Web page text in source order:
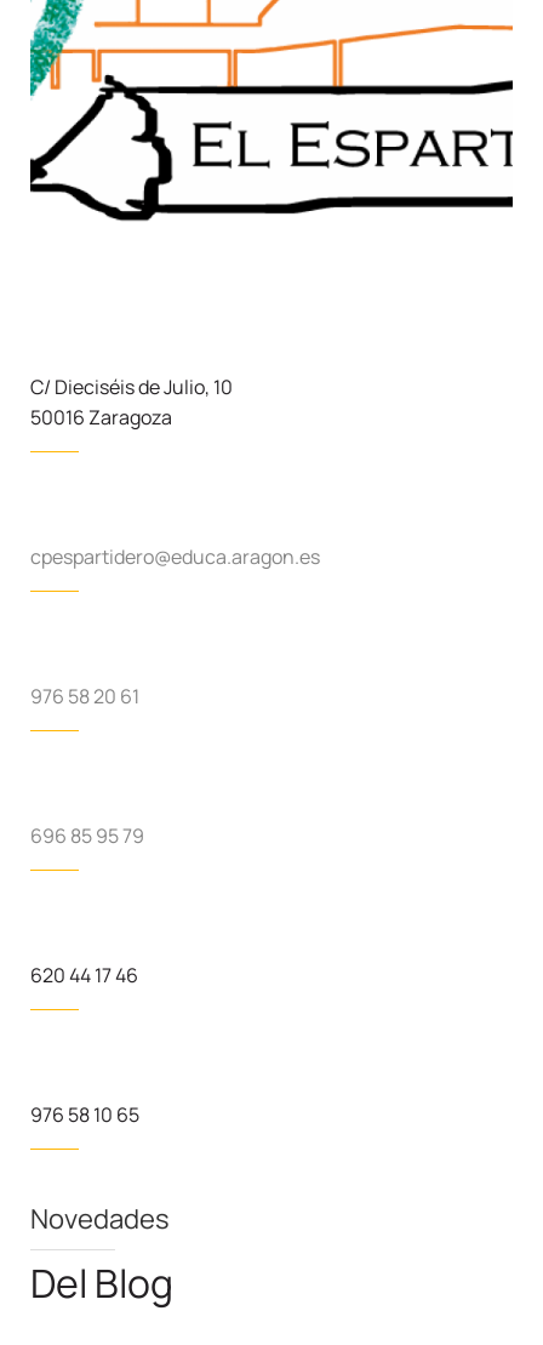
C/ Dieciséis de Julio, 10
50016 Zaragoza
cpespartidero@educa.aragon.es
976 58 20 61
696 85 95 79
620 44 17 46
976 58 10 65
Novedades
Del Blog